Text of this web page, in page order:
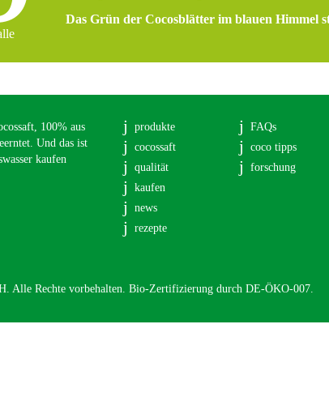
Das Grün der Cocosblätter im blauen Himmel
100% aus
Und das ist
kaufen
produkte
cocossaft
qualität
kaufen
news
rezepte
FAQs
coco tipps
forschung
Alle Rechte vorbehalten. Bio-Zertifizierung durch DE-ÖKO-007.